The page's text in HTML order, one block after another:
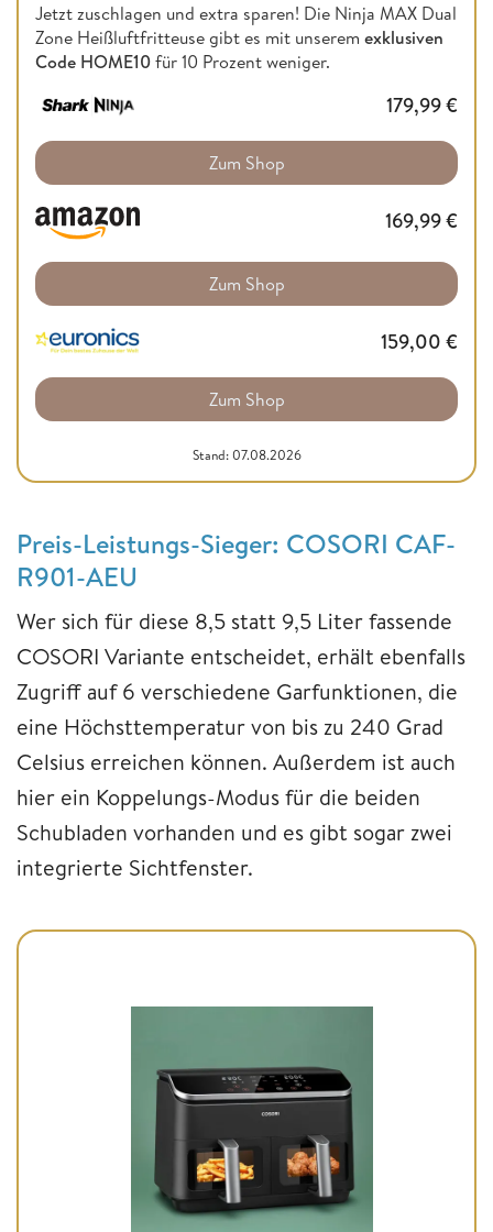
Jetzt zuschlagen und extra sparen! Die Ninja MAX Dual
Zone Heißluftfritteuse gibt es mit unserem exklusiven
Code HOME10für 10 Prozent weniger.
179,99€
Zum Shop
169,99€
Zum Shop
159,00 €
Zum Shop
Stand: 07.08.2026
Preis-Leistungs-Sieger: COSORI CAF-
R901-AEU
Wer sich für diese 8,5 statt 9,5 Liter fassende
COSORI Variante entscheidet, erhält ebenfalls
Zugriff auf 6 verschiedene Garfunktionen, die
eine Höchsttemperatur von bis zu 240 Grad
Celsius erreichen können. Außerdem ist auch
hier ein Koppelungs-Modus für die beiden
Schubladen vorhanden und es gibt sogar zwei
integrierte Sichtfenster.